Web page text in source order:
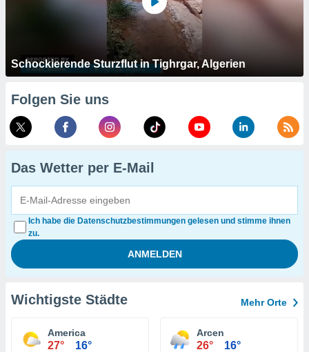
Schockierende Sturzflut in Tighrgar, Algerien
Folgen Sie uns
Das Wetter per E-Mail
Ich habe die Datenschutzbestimmungen gelesen und stimme ihnen
zu.
Wichtigste Städte Mehr Orte
America
27° 16°
Arcen
26° 16°